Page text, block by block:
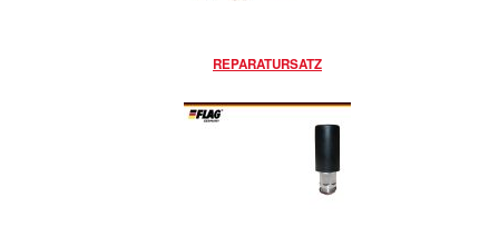
REPARATURSATZ